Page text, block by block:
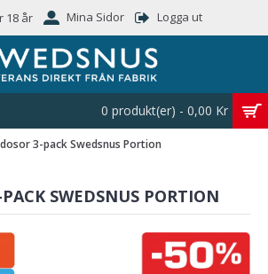
18 år Mina Sidor Logga ut
0 produkt(er) - 0,00 Kr
3-pack Swedsnus Portion
SWEDSNUS PORTION